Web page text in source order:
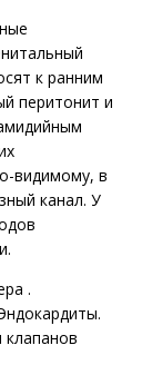
к ранним
перитонит и
видимому, в
канал. У
.